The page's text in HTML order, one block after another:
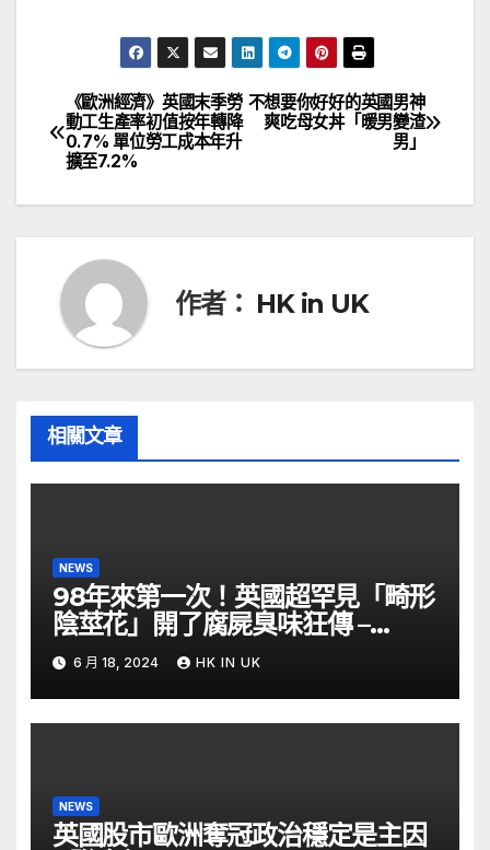
文
章
導
不想要你好好的英國男神
爽吃母女丼「暖男變渣
男」
《歐洲經濟》英國末季勞
動工生產率初值按年轉降
0.7% 單位勞工成本年升
擴至7.2%
作者： HK in UK
相關文章
NEWS
98年來第一次！英國超罕見「畸形
陰莖花」開了腐屍臭味狂傳 –
ETtoday
6 月 18, 2024 HK IN UK
NEWS
英國股市歐洲奪冠政治穩定是主因